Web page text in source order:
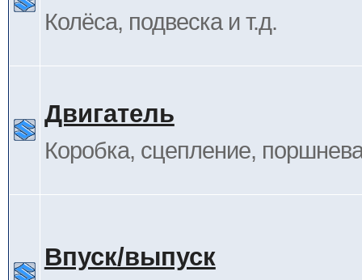
Колёса, подвеска и т.д.
Двигатель
Коробка, сцепление,
Впуск/выпуск